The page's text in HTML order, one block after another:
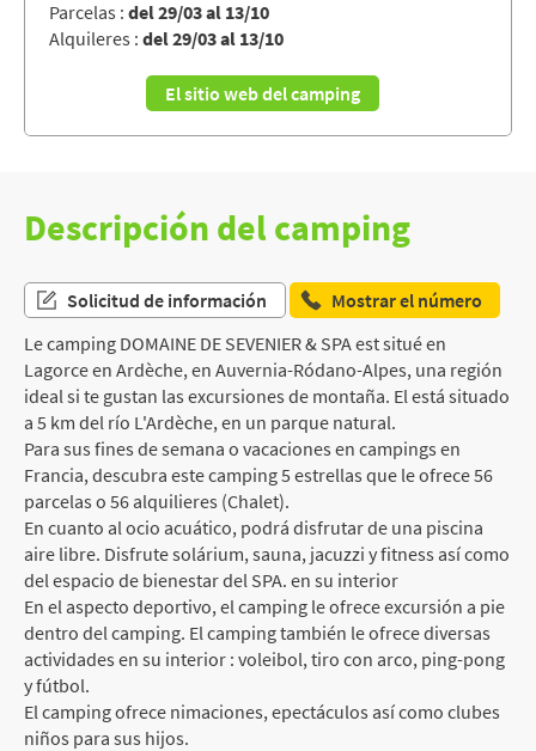
El camping DOMAINE DE SEVENIER & SPA, Ardèche
Parcelas : del 29/03 al 13/10
Alquileres : del 29/03 al 13/10
El sitio web del camping
Descripción del camping
Solicitud de información
Mostrar el número
Le camping DOMAINE DE SEVENIER & SPA est situé en
Lagorce en Ardèche, en Auvernia-Ródano-Alpes, una región
ideal si te gustan las excursiones de montaña. El está situado
a 5 km del río L'Ardèche, en un parque natural.
Para sus fines de semana o vacaciones en campings en
Francia, descubra este camping 5 estrellas que le ofrece 56
parcelas o 56 alquilieres (Chalet).
En cuanto al ocio acuático, podrá disfrutar de una piscina
aire libre. Disfrute solárium, sauna, jacuzzi y fitness así como
del espacio de bienestar del SPA. en su interior
En el aspecto deportivo, el camping le ofrece excursión a pie
dentro del camping. El camping también le ofrece diversas
actividades en su interior : voleibol, tiro con arco, ping-pong
y fútbol.
El camping ofrece nimaciones, epectáculos así como clubes
niños para sus hijos.